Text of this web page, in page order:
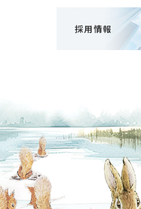
採用情報